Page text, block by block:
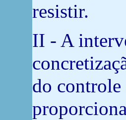
resistir.
II - A
do controle